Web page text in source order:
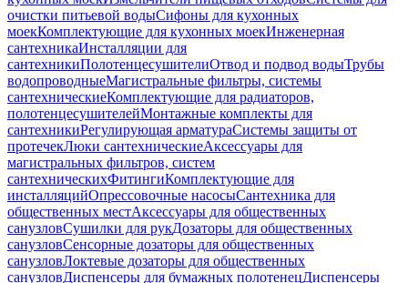
очистки питьевой водыСифоны для кухонных
моекКомплектующие для кухонных моекИнженерная
сантехникаИнсталляции для
сантехникиПолотенцесушителиОтвод и подвод водыТрубы
водопроводныеМагистральные фильтры, системы
сантехническиеКомплектующие для радиаторов,
полотенцесушителейМонтажные комплекты для
сантехникиРегулирующая арматураСистемы защиты от
протечекЛюки сантехническиеАксессуары для
магистральных фильтров, систем
сантехническихФитингиКомплектующие для
инсталляцийОпрессовочные насосыСантехника для
общественных местАксессуары для общественных
санузловСушилки для рукДозаторы для общественных
санузловСенсорные дозаторы для общественных
санузловЛоктевые дозаторы для общественных
санузловДиспенсеры для бумажных полотенецДиспенсеры